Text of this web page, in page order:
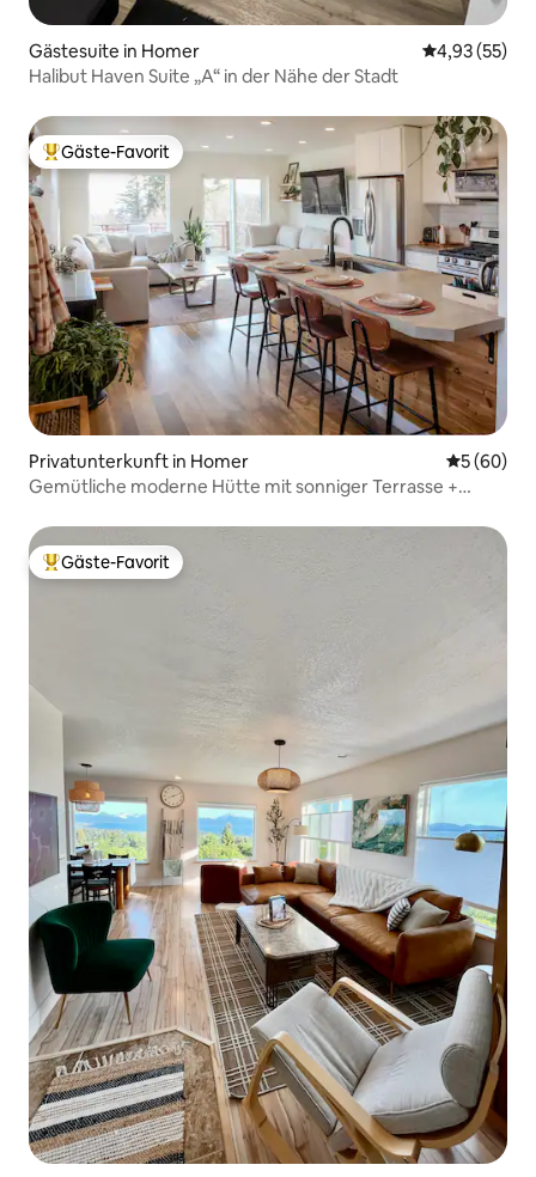
Gästesuite in Homer
4,93 (55)
Halibut Haven Suite „A“ in der Nähe der Stadt
Beliebter Gäste-Favorit.
Gäste-Favorit
Privatunterkunft in Homer
5 (60)
Gemütliche moderne Hütte mit sonniger Terrasse +
Beliebter Gäste-Favorit.
Gäste-Favorit